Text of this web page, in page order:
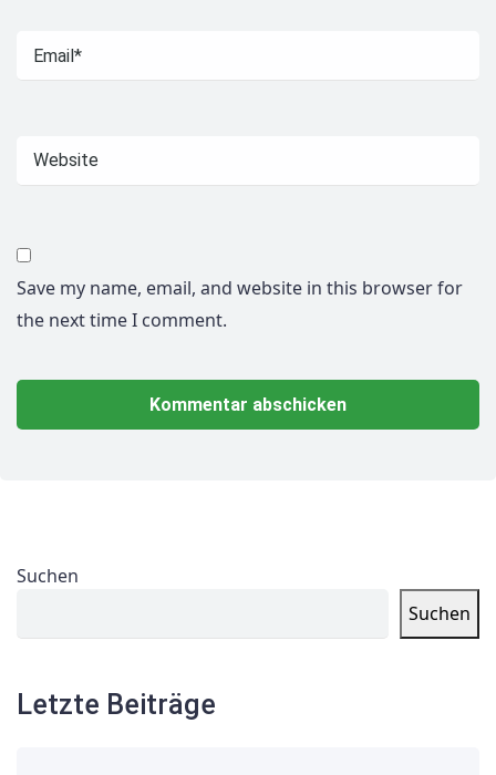
Save my name, email, and website in this browser for
the next time I comment.
Suchen
Suchen
Letzte Beiträge